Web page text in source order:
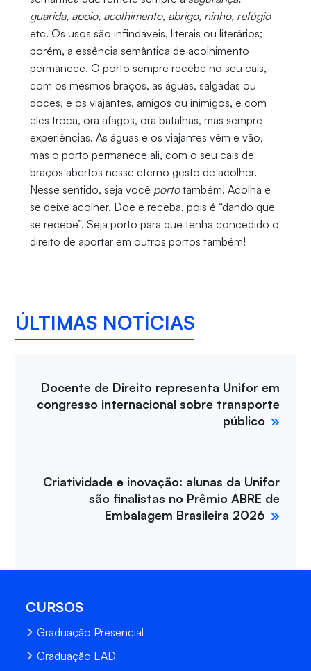
guarida, apoio, acolhimento, abrigo, ninho, refúgio
etc. Os usos são infindáveis, literais ou literários;
porém, a essência semântica de acolhimento
permanece. O porto sempre recebe no seu cais,
com os mesmos braços, as águas, salgadas ou
doces, e os viajantes, amigos ou inimigos, e com
eles troca, ora afagos, ora batalhas, mas sempre
experiências. As águas e os viajantes vêm e vão,
mas o porto permanece ali, com o seu cais de
braços abertos nesse eterno gesto de acolher.
Nesse sentido, seja você portotambém! Acolha e
se deixe acolher. Doe e receba, pois é “dando que
se recebe”. Seja porto para que tenha concedido o
direito de aportar em outros portos também!
ÚLTIMAS NOTÍCIAS
Docente de Direito representa Unifor em
congresso internacional sobre transporte
público
Criatividade e inovação: alunas da Unifor
são finalistas no Prêmio ABRE de
Embalagem Brasileira 2026
CURSOS
Graduação Presencial
Graduação EAD